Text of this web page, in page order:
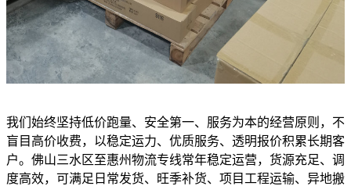
我们始终坚持低价跑量、安全第一、服务为本的经营原则，不
盲目高价收费，以稳定运力、优质服务、透明报价积累长期客
户。佛山三水区至惠州物流专线常年稳定运营，货源充足、调
度高效，可满足日常发货、旺季补货、项目工程运输、异地搬